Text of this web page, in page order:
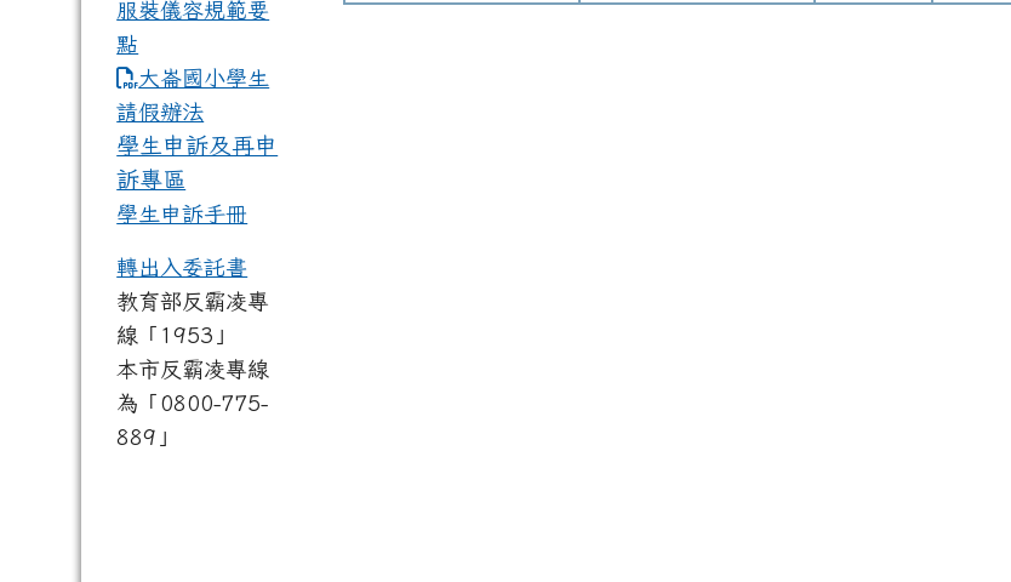
服裝儀容規範要
點
link to https://www.dles.tyc.edu.tw/uploads/tad_blocks/file/
大崙國小學生
請假辦法
學生申訴及再申
訴專區
學生申訴手冊
轉出入委託書
教育部反霸凌專
線「1953」
本市反霸凌專線
為「0800-775-
889」